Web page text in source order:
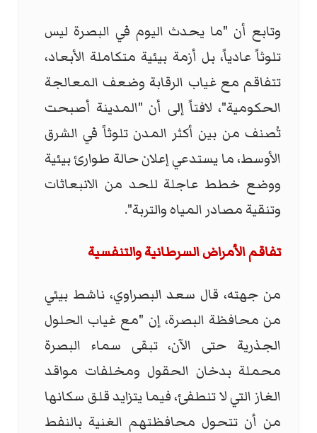
وتابع أن "ما يحدث اليوم في البصرة ليس
تلوثاً عادياً، بل أزمة بيئية متكاملة الأبعاد،
تتفاقم مع غياب الرقابة وضعف المعالجة
الحكومية"، لافتاً إلى أن "المدينة أصبحت
تُصنف من بين أكثر المدن تلوثاً في الشرق
الأوسط، ما يستدعي إعلان حالة طوارئ بيئية
ووضع خطط عاجلة للحد من الانبعاثات
وتنقية مصادر المياه والتربة".
تفاقم الأمراض السرطانية والتنفسية
من جهته، قال سعد البصراوي، ناشط بيئي
من محافظة البصرة، إن "مع غياب الحلول
الجذرية حتى الآن، تبقى سماء البصرة
محملة بدخان الحقول ومخلفات مواقد
الغاز التي لا تنطفئ، فيما يتزايد قلق سكانها
من أن تتحول محافظتهم الغنية بالنفط